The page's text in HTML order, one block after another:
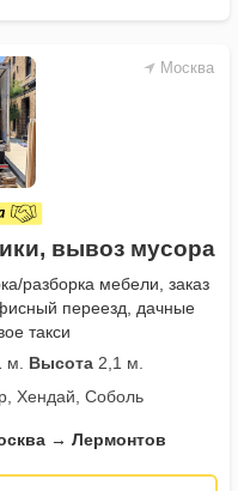
Москва
вывоз мусора
разборка мебели, заказ
переезд, дачные
такси
м. Высота2,1 м.
Хендай, Соболь
→ Лермонтов